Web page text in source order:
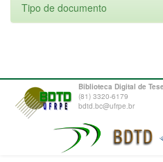
Tipo de documento
Biblioteca Digital de
(81) 3320-6179
bdtd.bc@ufrpe.br